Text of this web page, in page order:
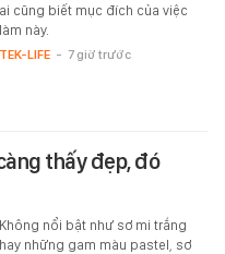
ai cũng biết mục đích của việc
làm này.
TEK-LIFE - 7 giờ trước
thấy đẹp, đó
Không nổi bật như sơ mi trắng
hay những gam màu pastel, sơ